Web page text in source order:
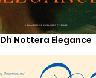
Dh Nottera Elegance